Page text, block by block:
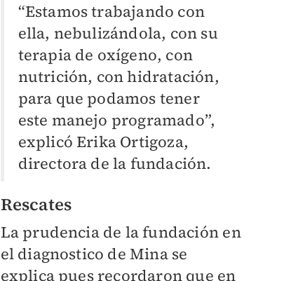
“Estamos trabajando con
ella, nebulizándola, con su
terapia de oxígeno, con
nutrición, con hidratación,
para que podamos tener
este manejo programado”,
explicó Erika Ortigoza,
directora de la fundación.
Rescates
La prudencia de la fundación en
el diagnostico de Mina se
explica pues recordaron que en